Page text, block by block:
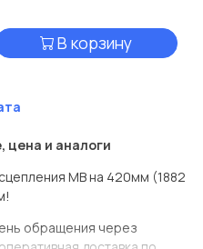
В корзину
цена и аналоги
МВ на 420мм (1882
обращения через